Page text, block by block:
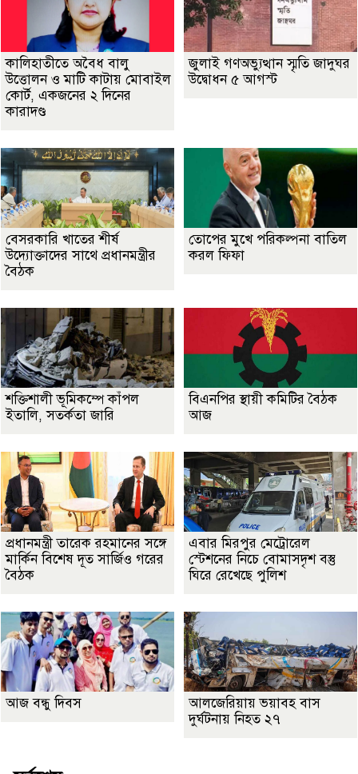
কালিহাতীতে অবৈধ বালু
উত্তোলন ও মাটি কাটায় মোবাইল
কোর্ট, একজনের ২ দিনের
কারাদণ্ড
জুলাই গণঅভ্যুত্থান স্মৃতি জাদুঘর
উদ্বোধন ৫ আগস্ট
বেসরকারি খাতের শীর্ষ
উদ্যোক্তাদের সাথে প্রধানমন্ত্রীর
বৈঠক
তোপের মুখে পরিকল্পনা বাতিল
করল ফিফা
শক্তিশালী ভূমিকম্পে কাঁপল
ইতালি, সতর্কতা জারি
বিএনপির স্থায়ী কমিটির বৈঠক
আজ
প্রধানমন্ত্রী তারেক রহমানের সঙ্গে
মার্কিন বিশেষ দূত সার্জিও গরের
বৈঠক
এবার মিরপুর মেট্রোরেল
স্টেশনের নিচে বোমাসদৃশ বস্তু
ঘিরে রেখেছে পুলিশ
আজ বন্ধু দিবস
আলজেরিয়ায় ভয়াবহ বাস
দুর্ঘটনায় নিহত ২৭